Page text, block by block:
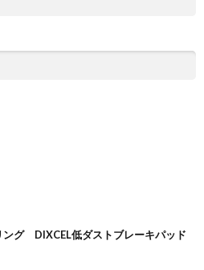
ング DIXCEL低ダストブレーキパッド